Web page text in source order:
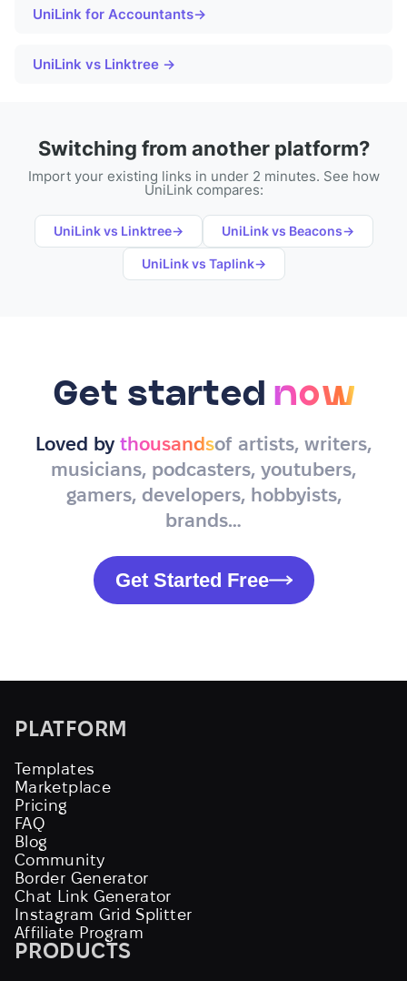
UniLink for Accountants→
UniLink vs Linktree →
Switching from another platform?
Import your existing links in under 2 minutes. See how
UniLink compares:
UniLink vs Linktree→ UniLink vs Beacons→
UniLink vs Taplink→
Get started now
Loved by thousandsof artists, writers,
musicians, podcasters, youtubers,
gamers, developers, hobbyists,
brands…
Get Started Free
PLATFORM
Templates
Marketplace
Pricing
FAQ
Blog
Community
Border Generator
Chat Link Generator
Instagram Grid Splitter
Affiliate Program
PRODUCTS